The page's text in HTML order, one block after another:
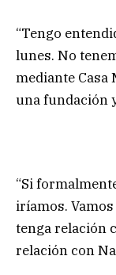
“Tengo
lunes. No
mediante Casa
una fundación
“Si
iríamos.
tenga relación
relación con